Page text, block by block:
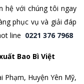
hệ với chúng tôi ngay
phục vụ và giải đáp
line 0221 376 7968
Bao Bì Việt
Phạm, Huyện Yên Mỹ,